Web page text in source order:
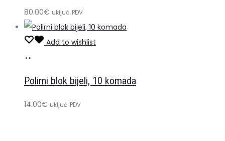
80.00€ uključ. PDV
Add to wishlist
košaricu
Polirni blok bijeli, 10 komada
14.00€ uključ. PDV